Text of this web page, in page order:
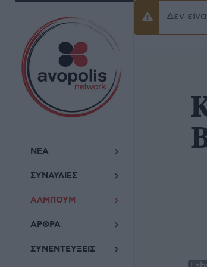
ΝΕΑ
ΣΥΝΑΥΛΙΕΣ
ΑΛΜΠΟΥΜ
ΑΡΘΡΑ
ΣΥΝΕΝΤΕΥΞΕΙΣ
Δεν